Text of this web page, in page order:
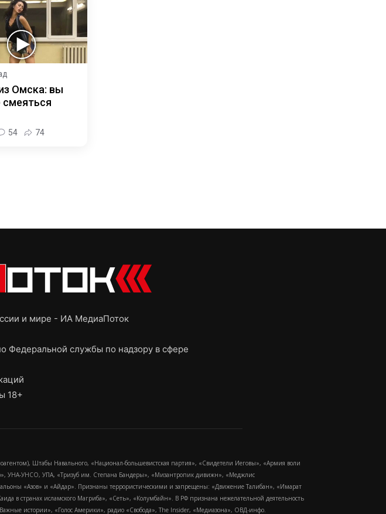
Омска: вы
смеяться
54 74
и мире - ИА МедиаПоток
Федеральной службы по надзору в сфере
18+
Штабы Навального, «Национал-большевистская партия», «Свидетели Иеговы», «Армия воли
УНА-УНСО, УПА, «Тризуб им. Степана Бандеры», «Мизантропик дивижн», «Меджлис
«Азов» и «Айдар». Признаны террористическими и запрещены: «Движение Талибан», «Имарат
в странах исламского Магриба», «Сеть», «Колумбайн». В РФ признана нежелательной деятельность
истории», «Голос Америки», радио «Свобода», The Insider, «Медиазона», ОВД-инфо.